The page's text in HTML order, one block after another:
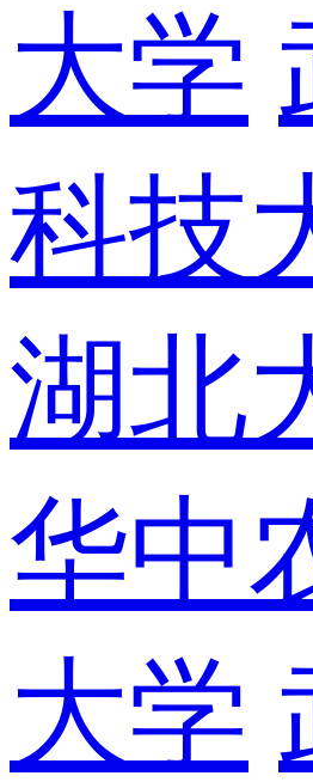
大学
科技
湖北
华中
大学